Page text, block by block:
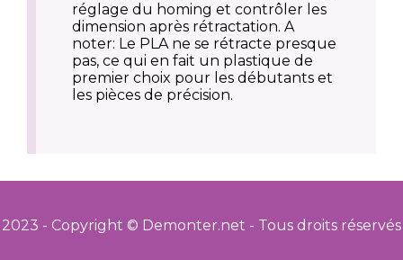
réglage du homing et contrôler les
dimension après rétractation. A
noter: Le PLA ne se rétracte presque
pas, ce qui en fait un plastique de
premier choix pour les débutants et
les pièces de précision.
2023 - Copyright © Demonter.net - Tous droits réservés